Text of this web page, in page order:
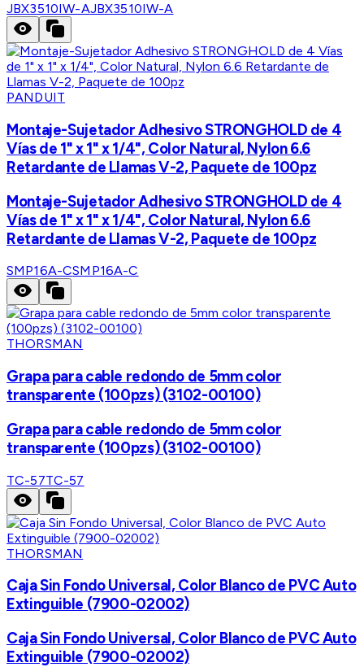
JBX3510IW-AJBX3510IW-A
PANDUIT
Montaje-Sujetador Adhesivo STRONGHOLD de 4
Vías de 1" x 1" x 1/4", Color Natural, Nylon 6.6
Retardante de Llamas V-2, Paquete de 100pz
Montaje-Sujetador Adhesivo STRONGHOLD de 4
Vías de 1" x 1" x 1/4", Color Natural, Nylon 6.6
Retardante de Llamas V-2, Paquete de 100pz
SMP16A-CSMP16A-C
THORSMAN
Grapa para cable redondo de 5mm color
transparente (100pzs) (3102-00100)
Grapa para cable redondo de 5mm color
transparente (100pzs) (3102-00100)
TC-57TC-57
THORSMAN
Caja Sin Fondo Universal, Color Blanco de PVC Auto
Extinguible (7900-02002)
Caja Sin Fondo Universal, Color Blanco de PVC Auto
Extinguible (7900-02002)